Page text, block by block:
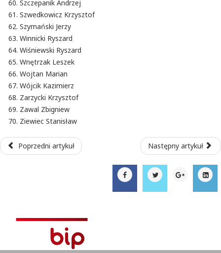
Szczepanik Andrzej
Szwedkowicz Krzysztof
Szymański Jerzy
Winnicki Ryszard
Wiśniewski Ryszard
Wnętrzak Leszek
Wojtan Marian
Wójcik Kazimierz
Zarzycki Krzysztof
Zawal Zbigniew
Ziewiec Stanisław
Poprzedni artykuł Następny artykuł